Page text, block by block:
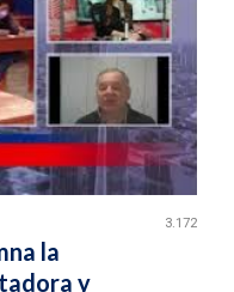
3.172
la
y